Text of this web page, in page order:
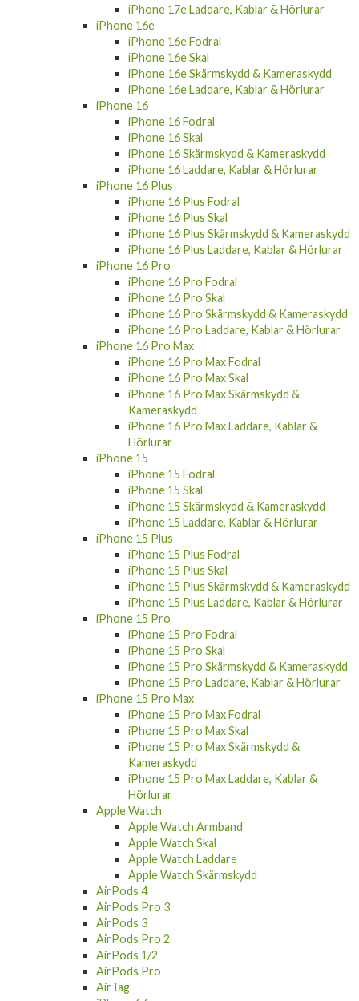
iPhone 17e
iPhone 17e Fodral
iPhone 17e Skal
iPhone 17e Skärmskydd & Kameraskydd
iPhone 17e Laddare, Kablar & Hörlurar
iPhone 16e
iPhone 16e Fodral
iPhone 16e Skal
iPhone 16e Skärmskydd & Kameraskydd
iPhone 16e Laddare, Kablar & Hörlurar
iPhone 16
iPhone 16 Fodral
iPhone 16 Skal
iPhone 16 Skärmskydd & Kameraskydd
iPhone 16 Laddare, Kablar & Hörlurar
iPhone 16 Plus
iPhone 16 Plus Fodral
iPhone 16 Plus Skal
iPhone 16 Plus Skärmskydd & Kameraskydd
iPhone 16 Plus Laddare, Kablar & Hörlurar
iPhone 16 Pro
iPhone 16 Pro Fodral
iPhone 16 Pro Skal
iPhone 16 Pro Skärmskydd & Kameraskydd
iPhone 16 Pro Laddare, Kablar & Hörlurar
iPhone 16 Pro Max
iPhone 16 Pro Max Fodral
iPhone 16 Pro Max Skal
iPhone 16 Pro Max Skärmskydd &
Kameraskydd
iPhone 16 Pro Max Laddare, Kablar &
Hörlurar
iPhone 15
iPhone 15 Fodral
iPhone 15 Skal
iPhone 15 Skärmskydd & Kameraskydd
iPhone 15 Laddare, Kablar & Hörlurar
iPhone 15 Plus
iPhone 15 Plus Fodral
iPhone 15 Plus Skal
iPhone 15 Plus Skärmskydd & Kameraskydd
iPhone 15 Plus Laddare, Kablar & Hörlurar
iPhone 15 Pro
iPhone 15 Pro Fodral
iPhone 15 Pro Skal
iPhone 15 Pro Skärmskydd & Kameraskydd
iPhone 15 Pro Laddare, Kablar & Hörlurar
iPhone 15 Pro Max
iPhone 15 Pro Max Fodral
iPhone 15 Pro Max Skal
iPhone 15 Pro Max Skärmskydd &
Kameraskydd
iPhone 15 Pro Max Laddare, Kablar &
Hörlurar
Apple Watch
Apple Watch Armband
Apple Watch Skal
Apple Watch Laddare
Apple Watch Skärmskydd
AirPods 4
AirPods Pro 3
AirPods 3